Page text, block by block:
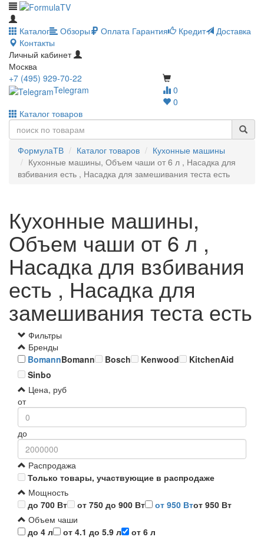
Каталог Обзоры Оплата Гарантия Кредит
Доставка
Контакты
Личный кабинет
Москва
0
0
+7 (495) 929-70-22
Telegram
Каталог товаров
ФормулаТВ Каталог товаров
Кухонные машины
Кухонные машины, Объем чаши от 6 л , Насадка для
взбивания есть , Насадка для замешивания теста есть
Кухонные машины,
Объем чаши от 6 л ,
Насадка для взбивания
есть , Насадка для
замешивания теста есть
Фильтры
Бренды
BomannBomann Bosch Kenwood
KitchenAid
Sinbo
Цена, руб
от
до
Распродажа
Только товары, участвующие в распродаже
Мощность
до 700 Вт
от 750 до 900 Вт от 950 Втот 950 Вт
Объем чаши
до 4 л
от 4.1 до 5.9 л
от 6 л